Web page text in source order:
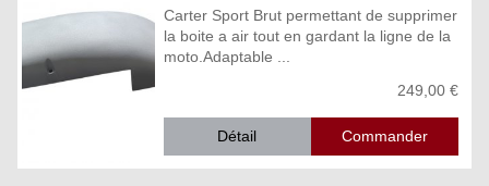
Carter Sport Brut permettant de supprimer
la boite a air tout en gardant la ligne de la
moto.Adaptable ...
249,00 €
Détail